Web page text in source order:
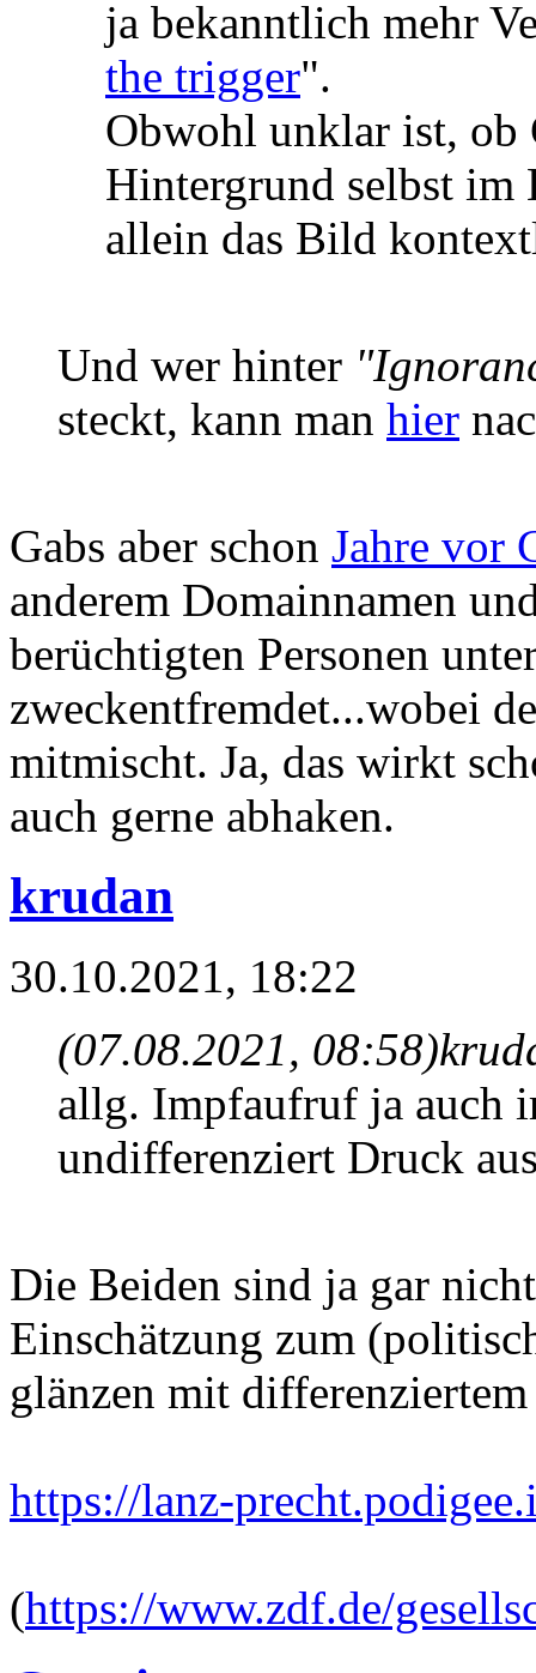
ja bekanntlich mehr
the trigger".
Obwohl unklar ist, ob
Hintergrund selbst im
allein das Bild
Und wer hinter
steckt, kann man hier
Gabs aber schon Jahre vor
anderem Domainnamen
berüchtigten Personen
zweckentfremdet...wobei
mitmischt. Ja, das wirkt
auch gerne abhaken.
krudan
30.10.2021, 18:22
(07.08.2021, 08:58)
allg. Impfaufruf ja auch
undifferenziert Druck
Die Beiden sind ja gar
Einschätzung zum
glänzen mit
https://lanz-
(https://www.zdf.de/